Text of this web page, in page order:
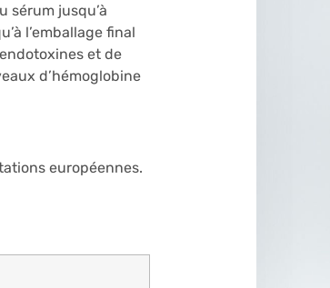
sérum jusqu’à
l’emballage final
et de
d’hémoglobine
européennes.